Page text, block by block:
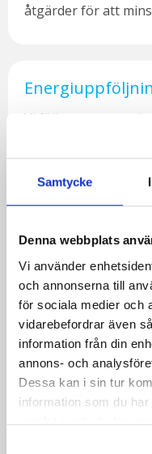
Samtycke
Denna webbplats
Vi använder
och annonserna till
för sociala medier och
vidarebefordrar även
information från din
annons- och
Dessa kan i sin tur
information som du
samlat in när du har
åtgärder för att
Vi följer upp
fastighetsägarens
och identifierar
fastigheten håller
Vi övervakar
driftdata och
möten hålls med
status och åtgärder.